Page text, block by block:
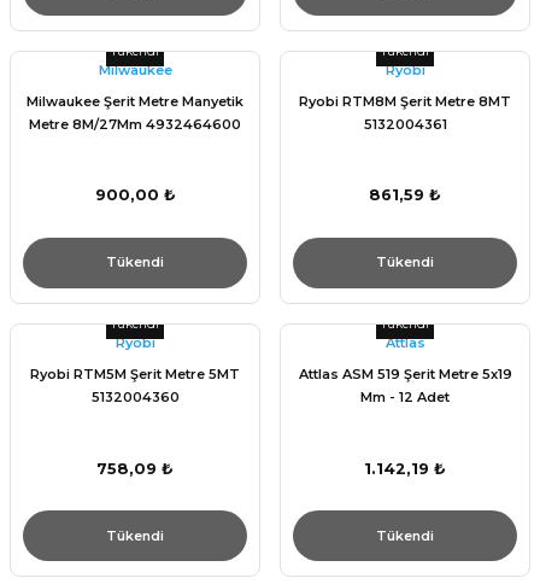
Tükendi
Milwaukee
Milwaukee Şerit Metre Manyetik
Metre 8M/27Mm 4932464600
900,00 ₺
Tükendi
Tükendi
Ryobi
Ryobi RTM8M Şerit Metre 8MT
5132004361
861,59 ₺
Tükendi
Tükendi
Ryobi
Ryobi RTM5M Şerit Metre 5MT
5132004360
758,09 ₺
Tükendi
Tükendi
Attlas
Attlas ASM 519 Şerit Metre 5x19
Mm - 12 Adet
1.142,19 ₺
Tükendi